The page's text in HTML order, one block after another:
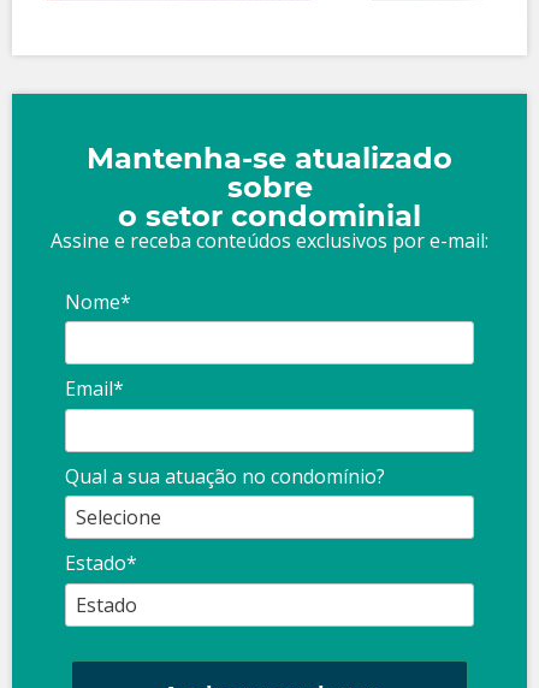
Mantenha-se atualizado
sobre
o setor condominial
Assine e receba conteúdos exclusivos por e-mail:
Nome*
Email*
Qual a sua atuação no condomínio?
Estado*